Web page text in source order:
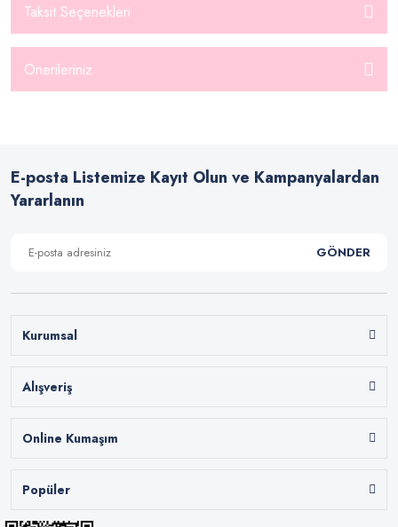
Taksit Seçenekleri
Önerileriniz
E-posta Listemize Kayıt Olun ve Kampanyalardan
Yararlanın
GÖNDER
Kurumsal
Alışveriş
Online Kumaşım
Popüler